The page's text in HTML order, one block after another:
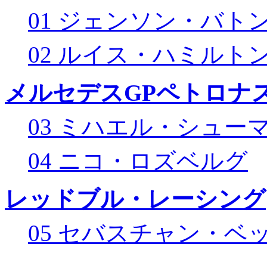
01 ジェンソン・バト
02 ルイス・ハミルト
メルセデスGPペトロナ
03 ミハエル・シュー
04 ニコ・ロズベルグ
レッドブル・レーシング
05 セバスチャン・ベ